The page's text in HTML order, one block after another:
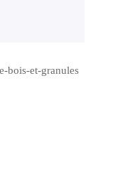
bois-et-granules